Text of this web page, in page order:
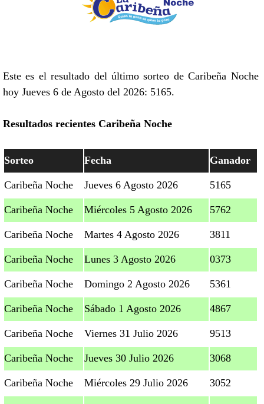
Este es el resultado del último sorteo de Caribeña Noche
hoy Jueves 6 de Agosto del 2026: 5165.
Resultados recientes Caribeña Noche
Sorteo Fecha Ganador
Caribeña Noche Jueves 6 Agosto 2026 5165
Caribeña Noche Miércoles 5 Agosto 2026 5762
Caribeña Noche Martes 4 Agosto 2026 3811
Caribeña Noche Lunes 3 Agosto 2026 0373
Caribeña Noche Domingo 2 Agosto 2026 5361
Caribeña Noche Sábado 1 Agosto 2026 4867
Caribeña Noche Viernes 31 Julio 2026 9513
Caribeña Noche Jueves 30 Julio 2026 3068
Caribeña Noche Miércoles 29 Julio 2026 3052